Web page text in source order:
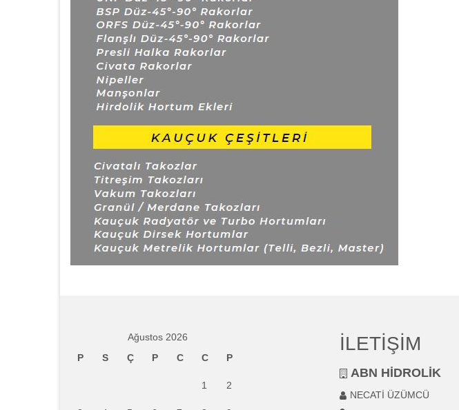
Ağustos 2026
P
S Ç P C C P
1 2
İLETİŞİM
ABN HİDROLİK
NECATİ ÜZÜMCÜ